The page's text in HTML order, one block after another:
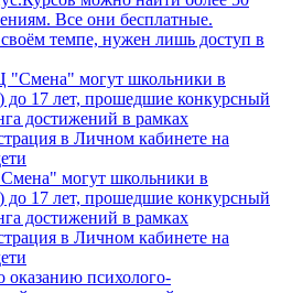
Все они бесплатные.
темпе, нужен лишь доступ в
могут школьники в
до 17 лет, прошедшие конкурсный
достижений в рамках
в Личном кабинете на